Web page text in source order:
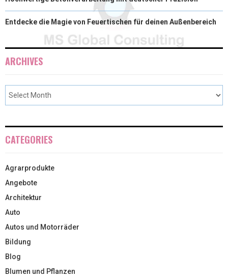
Entdecke die Magie von Feuertischen für deinen Außenbereich
ARCHIVES
CATEGORIES
Agrarprodukte
Angebote
Architektur
Auto
Autos und Motorräder
Bildung
Blog
Blumen und Pflanzen